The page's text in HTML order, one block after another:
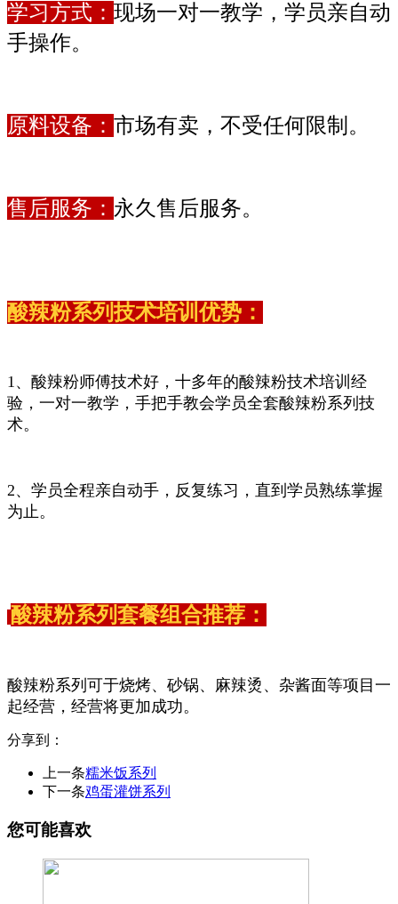
学习方式： 现场一对一教学，学员亲自动
手操作。
原料设备： 市场有卖，不受任何限制。
售后服务： 永久售后服务。
酸辣粉系列技术培训优势：
1、酸辣粉师傅技术好，十多年的酸辣粉技术培训经
验，一对一教学，手把手教会学员全套酸辣粉系列技
术。
2、学员全程亲自动手，反复练习，直到学员熟练掌握
为止。
酸辣粉系列套餐组合推荐：
酸辣粉系列可于烧烤、砂锅、麻辣烫、杂酱面等项目一
起经营，经营将更加成功。
分享到：
上一条糯米饭系列
下一条鸡蛋灌饼系列
您可能喜欢